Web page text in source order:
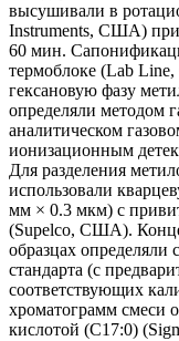
высушивали в
Instruments, США) при
60 мин.
термоблоке (Lab
гексановую фазу
определяли методом
аналитическом
ионизационным
Для разделения
использовали
мм × 0.3 мкм) с
(Supelco, США).
образцах определяли
стандарта (с
соответствующих
хроматограмм смеси
кислотой (С17:0)